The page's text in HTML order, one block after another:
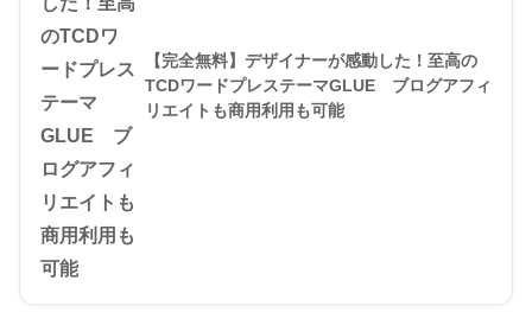
【完全無料】デザイナーが感動した！至高の
TCDワードプレステーマGLUE ブログアフィ
リエイトも商用利用も可能